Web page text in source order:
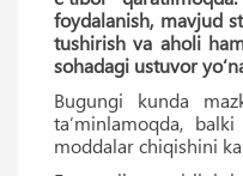
foydalanish, mavjud
tushirish va aholi
sohadagi ustuvor
Bugungi kunda
ta’minlamoqda,
moddalar chiqishini